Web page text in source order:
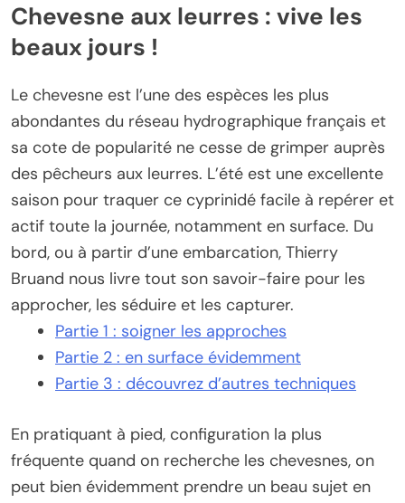
Chevesne aux leurres : vive les
beaux jours !
Le chevesne est l’une des espèces les plus
abondantes du réseau hydrographique français et
sa cote de popularité ne cesse de grimper auprès
des pêcheurs aux leurres. L’été est une excellente
saison pour traquer ce cyprinidé facile à repérer et
actif toute la journée, notamment en surface. Du
bord, ou à partir d’une embarcation, Thierry
Bruand nous livre tout son savoir-faire pour les
approcher, les séduire et les capturer.
Partie 1 : soigner les approches
Partie 2 : en surface évidemment
Partie 3 : découvrez d’autres techniques
En pratiquant à pied, configuration la plus
fréquente quand on recherche les chevesnes, on
peut bien évidemment prendre un beau sujet en